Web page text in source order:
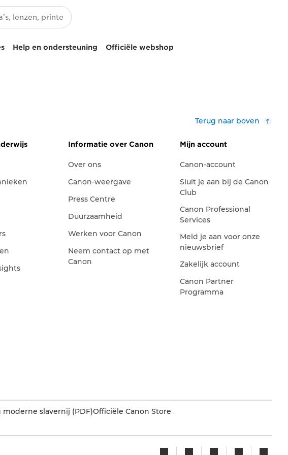
Help en ondersteuning Officiële webshop
Terug naar boven
Informatie over Canon
Over ons
Canon-weergave
Press Centre
Duurzaamheid
Werken voor Canon
Neem contact op met
Canon
Mijn account
Canon-account
Sluit je aan bij de Canon
Club
Canon Professional
Services
Meld je aan voor onze
nieuwsbrief
Zakelijk account
Canon Partner
Programma
moderne slavernij (PDF)Officiële Canon Store